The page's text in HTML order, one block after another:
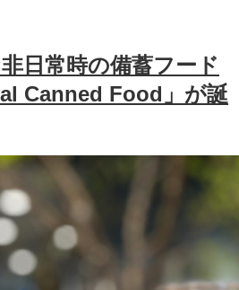
⽇常時の備蓄フード
Canned Food」が誕